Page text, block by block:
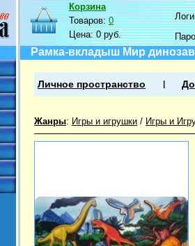
Корзина
Товаров:0
Цена:0 руб.
Рамка-вкладыш Мир
Личное пространство
Жанры: Игры и игрушки / Игры и